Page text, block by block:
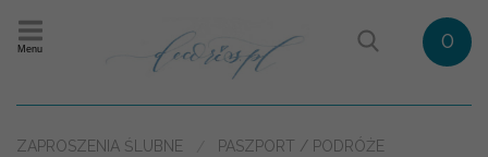
Menu 0
ZAPROSZENIA ŚLUBNE PASZPORT / PODRÓŻE